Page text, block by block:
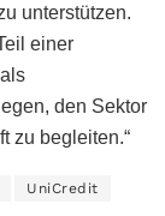
unterstützen.
einer
den Sektor
zu begleiten.“
UniCredit